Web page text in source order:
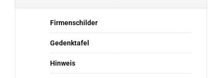
Firmenschilder
Gedenktafel
Hinweis